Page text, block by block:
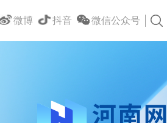
微信公众号
抖音
微博